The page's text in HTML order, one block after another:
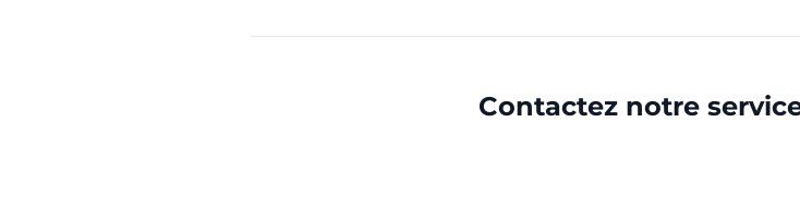
Contactez notre